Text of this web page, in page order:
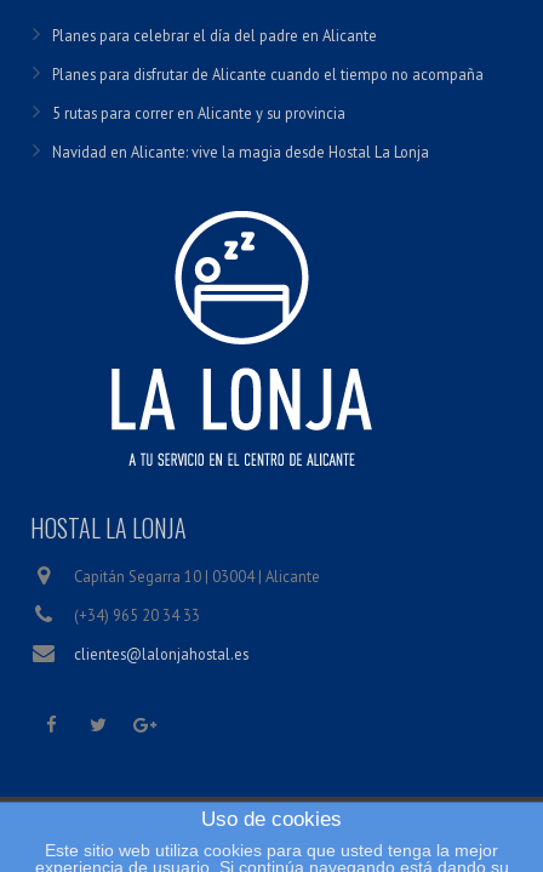
Planes para celebrar el día del padre en Alicante
Planes para disfrutar de Alicante cuando el tiempo no acompaña
5 rutas para correr en Alicante y su provincia
Navidad en Alicante: vive la magia desde Hostal La Lonja
HOSTAL LA LONJA
Capitán Segarra 10 | 03004 | Alicante
(+34) 965 20 34 33
clientes@lalonjahostal.es
Condiciones legales
Uso de cookies
Este sitio web utiliza cookies para que usted tenga la mejor
experiencia de usuario. Si continúa navegando está dando su